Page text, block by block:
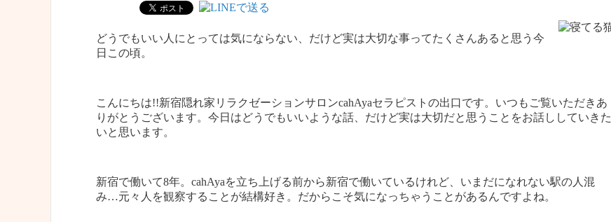
どうでもいい人にとっては気にならない、だけど実は大切な事ってたくさんあると思う今
日この頃。
こんにちは!!新宿隠れ家リラクゼーションサロンcahAyaセラピストの出口です。いつもご覧いただきあ
りがとうございます。今日はどうでもいいような話、だけど実は大切だと思うことをお話ししていきた
いと思います。
新宿で働いて8年。cahAyaを立ち上げる前から新宿で働いているけれど、いまだになれない駅の人混
み…元々人を観察することが結構好き。だからこそ気になっちゃうことがあるんですよね。